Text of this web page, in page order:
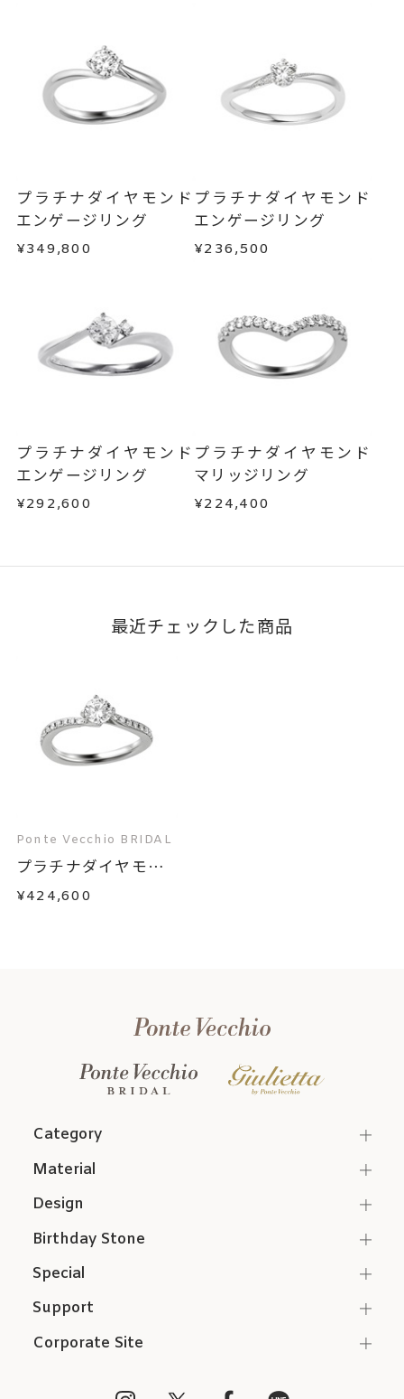
料金を頂戴しております。
サイズ直し #7以上 は±1まで可、
#6.5以下は不可
カテゴリー
婚約指輪(エンゲージリング)
刻印サービス対象商品
インサイドストーン 可
刻印文字数
サイズ#4.5までは、5文字まで。
サイズ#5以上は、16文字まで刻印
刻印字体
文字タイプA、文字タイプB、文字
タイプCよりお選びいただけま
メンバーシップ未登録のお客さまは、お問い合
わせフォームよりご連絡ください。
返品・交換以下の場合、商品の返品・交換・返金
・受注生産の商品
・お客さまのお手元で傷や汚れが発生した商品
・到着後ご連絡無く7日以上経過した商品
・刻印をお入れした商品
・過度な交換・返品を繰り返している場合
商品の品質には万全を期しておりますが、万が一
不良品の場合、またはご注文のお品と異なる場合
はお問い合わせフォームよりご連絡ください。
この場合の返送料は弊社にて負担いたしますの
で、着払いにてご返送ください。
詳細はこちら
プラチナダイヤモンド
エンゲージリング
¥349,800
プラチナダイヤモンド
エンゲージリング
¥236,500
プラチナダイヤモンド
エンゲージリング
¥292,600
プラチナダイヤモンド
マリッジリング
¥224,400
最近チェックした商品
Ponte Vecchio BRIDAL
プラチナダイヤモン
ド...
¥424,600
Category
Support
Corporate Site
Material
Design
Birthday Stone
Special